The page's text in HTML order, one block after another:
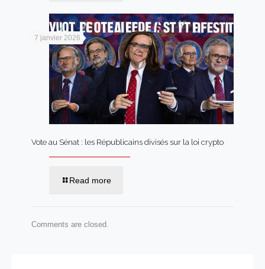
7 janvier 2026
Vote au Sénat : les Républicains divisés sur la loi crypto
Read more
Comments are closed.